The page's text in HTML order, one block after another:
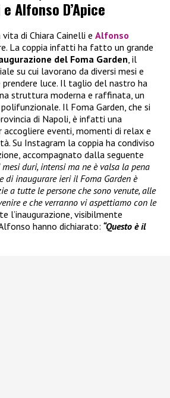
Alfonso D’Apice
di Chiara Cainelli e Alfonso
La coppia infatti ha fatto un grande
del Foma Garden , il
su cui lavorano da diversi mesi e
luce. Il taglio del nastro ha
struttura moderna e raffinata, un
Il Foma Garden, che si
di Napoli, è infatti una
eventi, momenti di relax e
Su Instagram la coppia ha condiviso
accompagnato dalla seguente
duri, intensi ma ne è valsa la pena
di inaugurare ieri il Foma Garden è
a tutte le persone che sono venute, alle
e che verranno vi aspettiamo con le
l’inaugurazione, visibilmente
hanno dichiarato: “Questo è il